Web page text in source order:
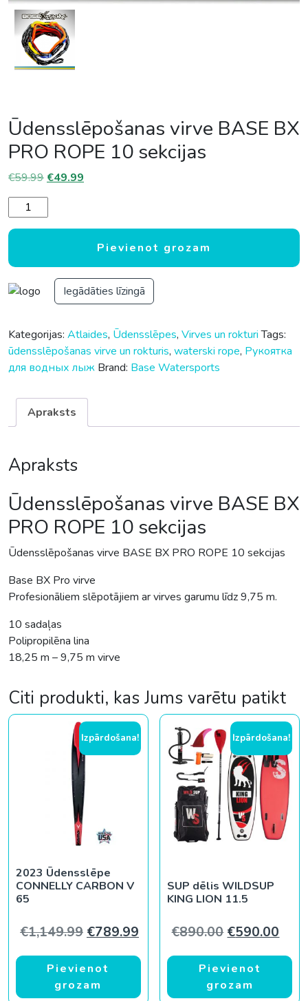
Ūdensslēpošanas virve BASE BX
PRO ROPE 10 sekcijas
€59.99 Original price was: €59.99.
€49.99
Ūdensslēpošanas virve BASE BX PRO ROPE 10 sekcijas
Pievienot grozam
Iegādāties līzingā
Kategorijas: Atlaides, Ūdensslēpes, Virves un rokturi Tags:
ūdensslēpošanas virve un rokturis, waterski rope, Рукоятка
для водных лыж Brand: Base Watersports
Apraksts
Apraksts
Ūdensslēpošanas virve BASE BX
PRO ROPE 10 sekcijas
Ūdensslēpošanas virve BASE BX PRO ROPE 10 sekcijas
Base BX Pro virve
Profesionāliem slēpotājiem ar virves garumu līdz 9,75 m.
10 sadaļas
Polipropilēna lina
18,25 m – 9,75 m virve
Citi produkti, kas Jums varētu patikt
Izpārdošana!
2023 Ūdensslēpe
CONNELLY CARBON V
65
€1,149.99 Original price was: €1,149.99.
€789.99 Current price is: €789.99.
Pievienot
grozam
Izpārdošana!
SUP dēlis WILDSUP
KING LION 11.5
€890.00 Original
€590.00
Pievienot
grozam